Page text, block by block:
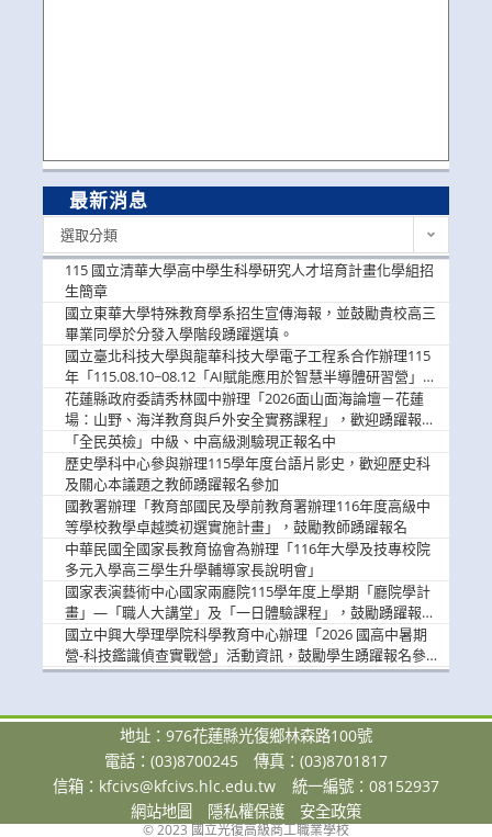
最新消息
選取分類
115 國立清華大學高中學生科學研究人才培育計畫化學組招
生簡章
國立東華大學特殊教育學系招生宣傳海報，並鼓勵貴校高三
畢業同學於分發入學階段踴躍選填。
國立臺北科技大學與龍華科技大學電子工程系合作辦理115
年「115.08.10~08.12「AI賦能應用於智慧半導體研習營」，
歡迎學生踴躍報名參加
花蓮縣政府委請秀林國中辦理「2026面山面海論壇－花蓮
場：山野、海洋教育與戶外安全實務課程」，歡迎踴躍報名
參加
「全民英檢」中級、中高級測驗現正報名中
歷史學科中心參與辦理115學年度台語片影史，歡迎歷史科
及關心本議題之教師踴躍報名參加
國教署辦理「教育部國民及學前教育署辦理116年度高級中
等學校教學卓越獎初選實施計畫」，鼓勵教師踴躍報名
中華民國全國家長教育協會為辦理「116年大學及技專校院
多元入學高三學生升學輔導家長說明會」
國家表演藝術中心國家兩廳院115學年度上學期「廳院學計
畫」—「職人大講堂」及「一日體驗課程」，鼓勵踴躍報名
參與。
國立中興大學理學院科學教育中心辦理「2026 國高中暑期
營-科技鑑識偵查實戰營」活動資訊，鼓勵學生踴躍報名參
加。
地址：976花蓮縣光復鄉林森路100號
電話：(03)8700245
傳真：(03)8701817
信箱： kfcivs@kfcivs.hlc.edu.tw
統一編號：08152937
網站地圖
隱私權保護 安全政策
© 2023 國立光復高級商工職業學校